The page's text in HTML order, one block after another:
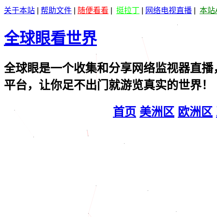
关于本站 帮助文件 随便看看 挺拉丁 网络电视直播 本站
全球眼看世界
全球眼是一个收集和分享网络监视器直
平台，让你足不出门就游览真实的世界！
首页 美洲区 欧洲区